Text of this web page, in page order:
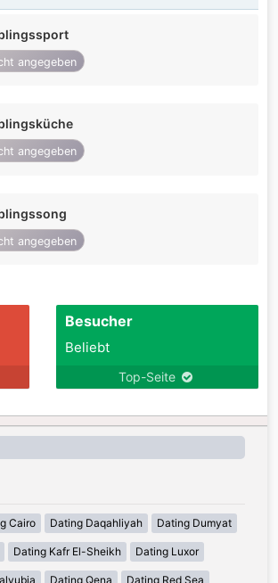
angegeben
angegeben
angegeben
Besucher
Beliebt
Top-Seite
Cairo Dating Daqahliyah Dating Dumyat
Dating Kafr El-Sheikh Dating Luxor
Dating Qena Dating Red Sea